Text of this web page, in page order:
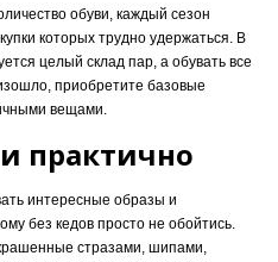
обуви, каждый сезон
которых трудно удержаться. В
целый склад пар, а обувать все
приобретите базовые
вещами.
практично
интересные образы и
без кедов просто не обойтись.
стразами, шипами,